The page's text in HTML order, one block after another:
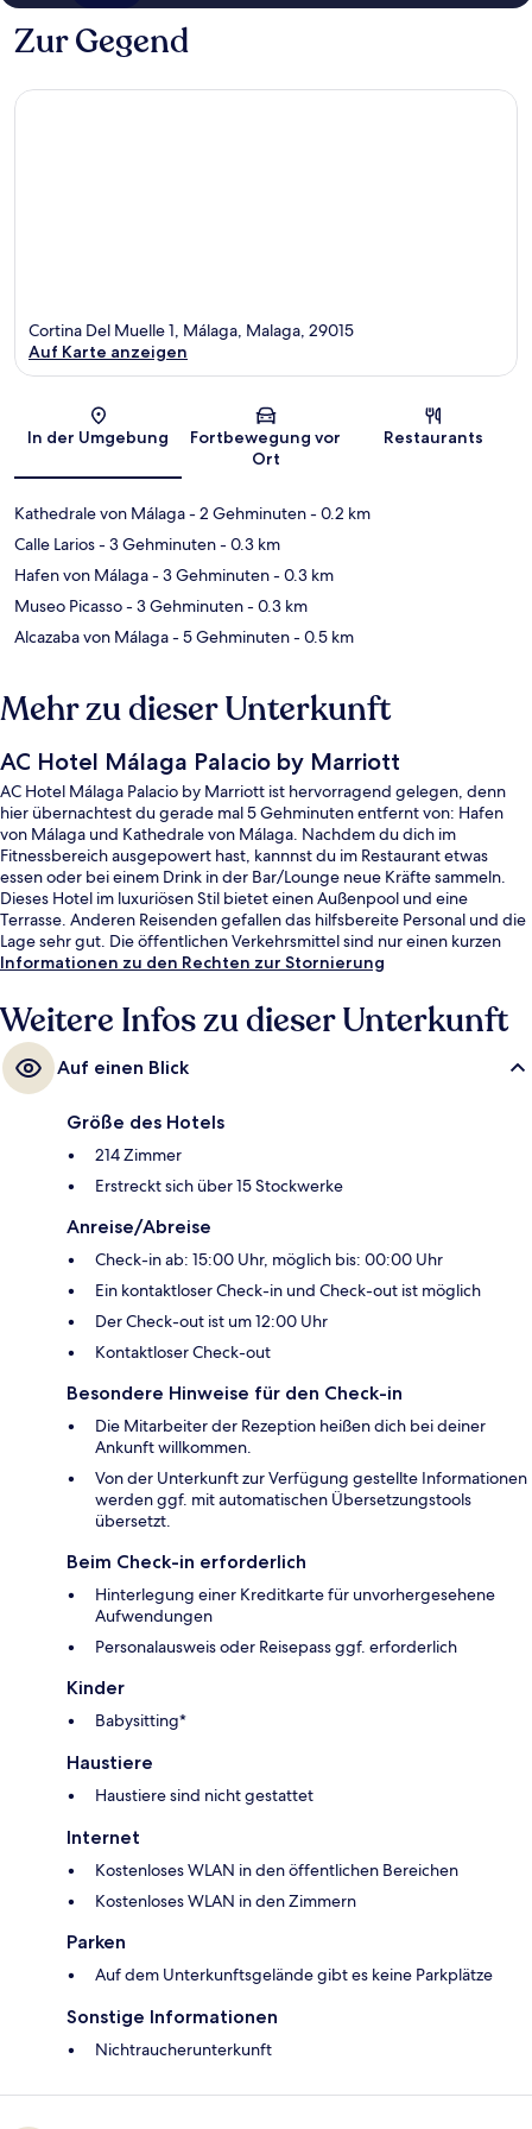
Zur Gegend
Karte
Cortina Del Muelle 1, Málaga, Malaga, 29015
Auf Karte anzeigen
In der Umgebung
Fortbewegung vor
Ort
Restaurants
Kathedrale von Málaga- 2 Gehminuten- 0.2 km
Calle Larios- 3 Gehminuten- 0.3 km
Hafen von Málaga- 3 Gehminuten- 0.3 km
Museo Picasso- 3 Gehminuten- 0.3 km
Alcazaba von Málaga- 5 Gehminuten- 0.5 km
Mehr zu dieser Unterkunft
AC Hotel Málaga Palacio by Marriott
AC Hotel Málaga Palacio by Marriott ist hervorragend gelegen, denn
hier übernachtest du gerade mal 5 Gehminuten entfernt von: Hafen
von Málaga und Kathedrale von Málaga. Nachdem du dich im
Fitnessbereich ausgepowert hast, kannnst du im Restaurant etwas
essen oder bei einem Drink in der Bar/Lounge neue Kräfte sammeln.
Dieses Hotel im luxuriösen Stil bietet einen Außenpool und eine
Terrasse. Anderen Reisenden gefallen das hilfsbereite Personal und die
Lage sehr gut. Die öffentlichen Verkehrsmittel sind nur einen kurzen
Fußmarsch entfernt: Zur Metrostation La Marina sind es 2 Minuten und
Informationen zu den Rechten zur Stornierung
Weitere Infos zu dieser Unterkunft
Auf einen Blick
Größe des Hotels
214 Zimmer
Erstreckt sich über 15 Stockwerke
Anreise/Abreise
Check-in ab: 15:00 Uhr, möglich bis: 00:00 Uhr
Ein kontaktloser Check-in und Check-out ist möglich
Der Check-out ist um 12:00 Uhr
Kontaktloser Check-out
Besondere Hinweise für den Check-in
Die Mitarbeiter der Rezeption heißen dich bei deiner
Ankunft willkommen.
Von der Unterkunft zur Verfügung gestellte Informationen
werden ggf. mit automatischen Übersetzungstools
übersetzt.
Beim Check-in erforderlich
Hinterlegung einer Kreditkarte für unvorhergesehene
Aufwendungen
Personalausweis oder Reisepass ggf. erforderlich
Kinder
Babysitting*
Haustiere
Haustiere sind nicht gestattet
Internet
Kostenloses WLAN in den öffentlichen Bereichen
Kostenloses WLAN in den Zimmern
Parken
Auf dem Unterkunftsgelände gibt es keine Parkplätze
Sonstige Informationen
Nichtraucherunterkunft